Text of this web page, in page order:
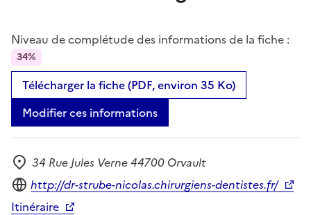
Niveau de complétude des informations de la fiche :
34%
Télécharger la fiche (PDF, environ 35 Ko)
Modifier ces informations
Adresse
34 Rue Jules Verne 44700 Orvault
Site internet
http://dr-strube-nicolas.chirurgiens-dentistes.fr/
Itinéraire